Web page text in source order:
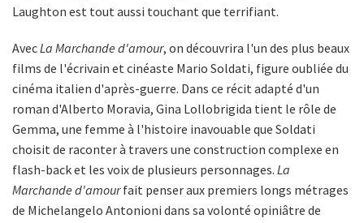
Laughton est tout aussi touchant que terrifiant.
AvecLa Marchande d'amour, on découvrira l'un des plus beaux
films de l'écrivain et cinéaste Mario Soldati, figure oubliée du
cinéma italien d'après-guerre. Dans ce récit adapté d'un
roman d'Alberto Moravia, Gina Lollobrigida tient le rôle de
Gemma, une femme à l'histoire inavouable que Soldati
choisit de raconter à travers une construction complexe en
flash-back et les voix de plusieurs personnages. La
Marchande d'amourfait penser aux premiers longs métrages
de Michelangelo Antonioni dans sa volonté opiniâtre de